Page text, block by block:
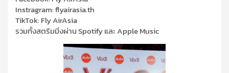
Instragram: flyairasia.th
TikTok: Fly AirAsia
รวมทั้งสตรีมมิ่งผ่าน Spotify และ Apple Music